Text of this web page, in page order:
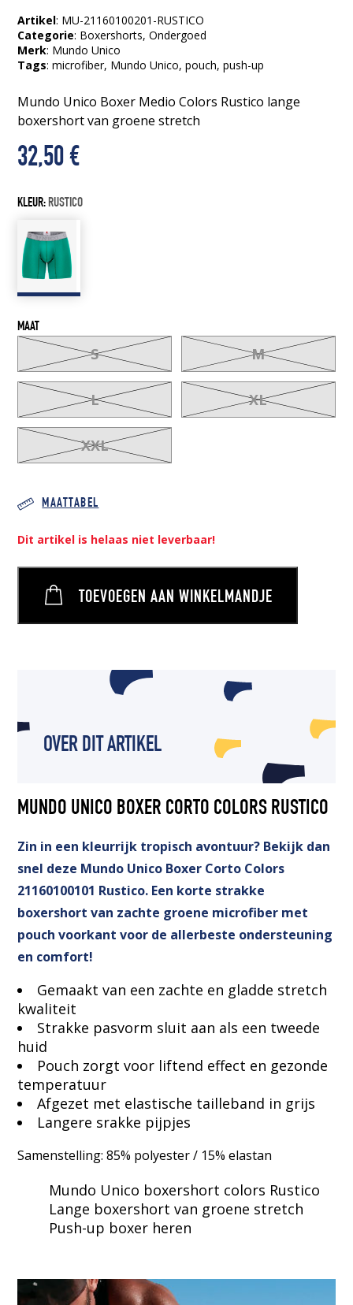
Artikel: MU-21160100201-RUSTICO
Categorie: Boxershorts,Ondergoed
Merk: Mundo Unico
Tags:microfiber, Mundo Unico, pouch, push-up
Mundo Unico Boxer Medio Colors Rustico lange
boxershort van groene stretch
32,50€
KLEUR:RUSTICO
MAAT
S M
L XL
XXL
MAATTABEL
Dit artikel is helaas niet leverbaar!
TOEVOEGEN AAN WINKELMANDJE
OVER DIT ARTIKEL
MUNDO UNICO BOXER CORTO COLORS RUSTICO
Zin in een kleurrijk tropisch avontuur? Bekijk dan
snel deze Mundo Unico Boxer Corto Colors
21160100101 Rustico. Een korte strakke
boxershort van zachte groene microfiber met
pouch voorkant voor de allerbeste ondersteuning
en comfort!
Gemaakt van een zachte en gladde stretch
kwaliteit
Strakke pasvorm sluit aan als een tweede
huid
Pouch zorgt voor liftend effect en gezonde
temperatuur
Afgezet met elastische tailleband in grijs
Langere srakke pijpjes
Samenstelling: 85% polyester / 15% elastan
Mundo Unico boxershort colors Rustico
Lange boxershort van groene stretch
Push-up boxer heren